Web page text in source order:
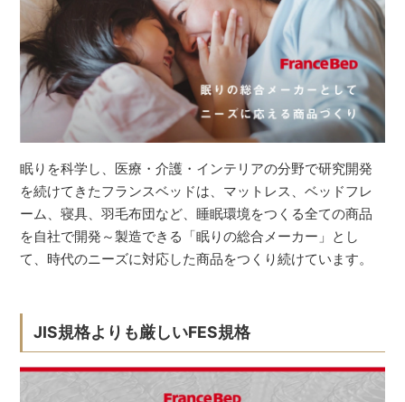
眠りを科学し、医療・介護・インテリアの分野で研究開発
を続けてきたフランスベッドは、マットレス、ベッドフレ
ーム、寝具、羽毛布団など、睡眠環境をつくる全ての商品
を自社で開発～製造できる「眠りの総合メーカー」とし
て、時代のニーズに対応した商品をつくり続けています。
JIS規格よりも厳しいFES規格